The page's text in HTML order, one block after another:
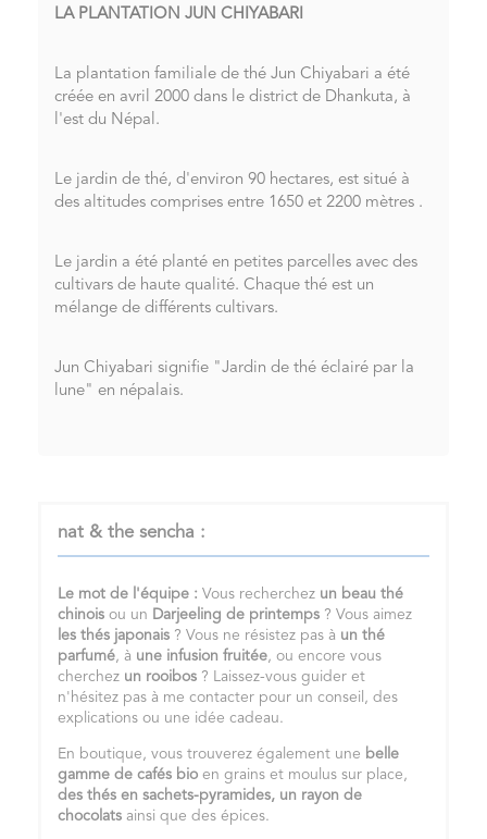
LA PLANTATION JUN CHIYABARI
La plantation familiale de thé Jun Chiyabari a été
créée en avril 2000 dans le district de Dhankuta, à
l'est du Népal.
Le jardin de thé, d'environ 90 hectares, est situé à
des altitudes comprises entre 1650 et 2200 mètres .
Le jardin a été planté en petites parcelles avec des
cultivars de haute qualité. Chaque thé est un
mélange de différents cultivars.
Jun Chiyabari signifie "Jardin de thé éclairé par la
lune" en népalais.
nat & the sencha :
Le mot de l'équipe : Vous recherchez un beau thé
chinois ou un Darjeeling de printemps ? Vous aimez
les thés japonais ? Vous ne résistez pas à un thé
parfumé, à une infusion fruitée, ou encore vous
cherchez un rooibos ? Laissez-vous guider et
n'hésitez pas à me contacter pour un conseil, des
explications ou une idée cadeau.
En boutique, vous trouverez également une belle
gamme de cafés bio en grains et moulus sur place,
des thés en sachets-pyramides, un rayon de
chocolats ainsi que des épices.